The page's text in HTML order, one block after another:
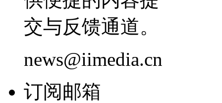
交与反馈通道。
news@iimedia.cn
订阅邮箱